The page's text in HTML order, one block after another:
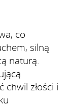
co
silną
naturą.
chwil złości i